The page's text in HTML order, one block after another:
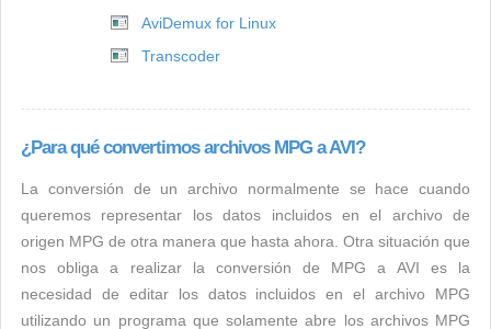
AviDemux for Linux
Transcoder
¿Para qué convertimos archivos MPG a AVI?
La conversión de un archivo normalmente se hace cuando
queremos representar los datos incluidos en el archivo de
origen MPG de otra manera que hasta ahora. Otra situación que
nos obliga a realizar la conversión de MPG a AVI es la
necesidad de editar los datos incluidos en el archivo MPG
utilizando un programa que solamente abre los archivos MPG